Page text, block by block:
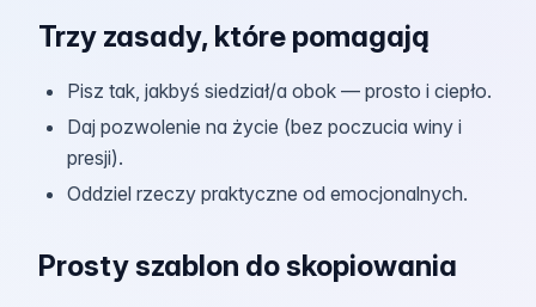
Trzy zasady, które pomagają
Pisz tak, jakbyś siedział/a obok — prosto i ciepło.
Daj pozwolenie na życie (bez poczucia winy i
presji).
Oddziel rzeczy praktyczne od emocjonalnych.
Prosty szablon do skopiowania